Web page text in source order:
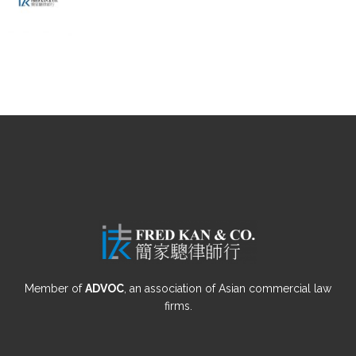
Member ofADVOC , an association of Asian commercial law
firms.